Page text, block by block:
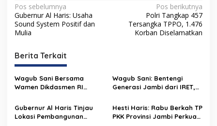
N
a
v
i
g
a
s
i
p
Pos sebelumnya
Gubernur Al Haris: Usaha
Sound System Positif dan
Mulia
Pos berikutnya
Polri Tangkap 457
Tersangka TPPO, 1.476
Korban Diselamatkan
Berita Terkait
Wagub Sani Bersama
Wamen Dikdasmen RI
Pintar, Dorong
Transformasi Digital
Pendidikan di Jambi
Wagub Sani: Bentengi
Generasi Jambi dari IRET,
Dimulai dari Sekolah
Gubernur Al Haris Tinjau
Lokasi Pembangunan
Hesti Haris: Rabu Berkah TP
PKK Provinsi Jambi Perkuat